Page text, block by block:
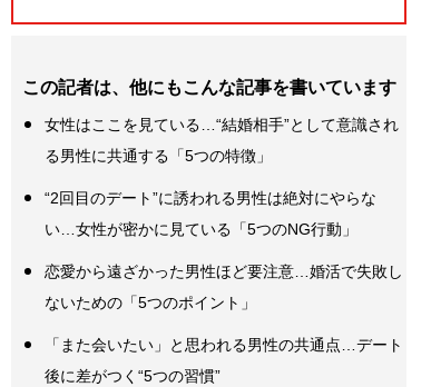
この記者は、他にもこんな記事を書いています
女性はここを見ている…“結婚相手”として意識され
る男性に共通する「5つの特徴」
“2回目のデート”に誘われる男性は絶対にやらな
い…女性が密かに見ている「5つのNG行動」
恋愛から遠ざかった男性ほど要注意…婚活で失敗し
ないための「5つのポイント」
「また会いたい」と思われる男性の共通点…デート
後に差がつく“5つの習慣”